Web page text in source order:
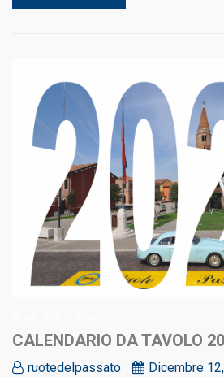
CALENDARIO DA TAVOLO
ruotedelpassato Dicembre